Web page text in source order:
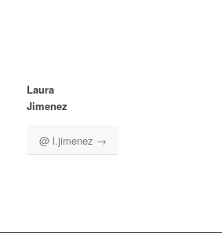
Laura
Jimenez
@ l.jimenez →